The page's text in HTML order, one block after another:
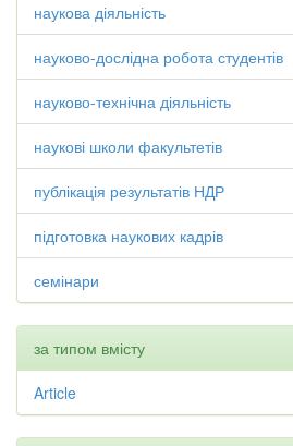
наукова діяльність
науково-дослідна робота студентів
науково-технічна діяльність
наукові школи факультетів
публікація результатів НДР
підготовка наукових кадрів
семінари
за типом вмісту
Article